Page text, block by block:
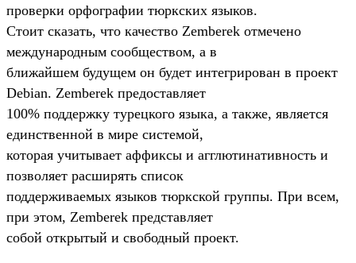
проверки орфографии тюркских языков.
Стоит сказать, что качество Zemberek отмечено
международным сообществом, а в
ближайшем будущем он будет интегрирован в проект
Debian. Zemberek предоставляет
100% поддержку турецкого языка, а также, является
единственной в мире системой,
которая учитывает аффиксы и агглютинативность и
позволяет расширять список
поддерживаемых языков тюркской группы. При всем,
при этом, Zemberek представляет
собой открытый и свободный проект.